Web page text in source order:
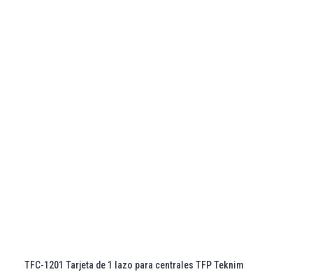
TFC-1201 Tarjeta de 1 lazo para centrales TFP Teknim